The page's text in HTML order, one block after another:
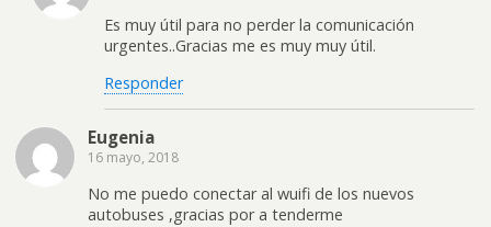
Es muy útil para no perder la comunicación
urgentes..Gracias me es muy muy útil.
Responder
Eugenia
16 mayo, 2018
No me puedo conectar al wuifi de los nuevos
autobuses ,gracias por a tenderme